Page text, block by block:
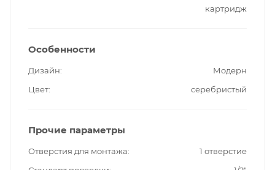
картридж
Особенности
Дизайн
Модерн
Цвет
серебристый
Прочие параметры
Отверстия для монтажа
1 отверстие